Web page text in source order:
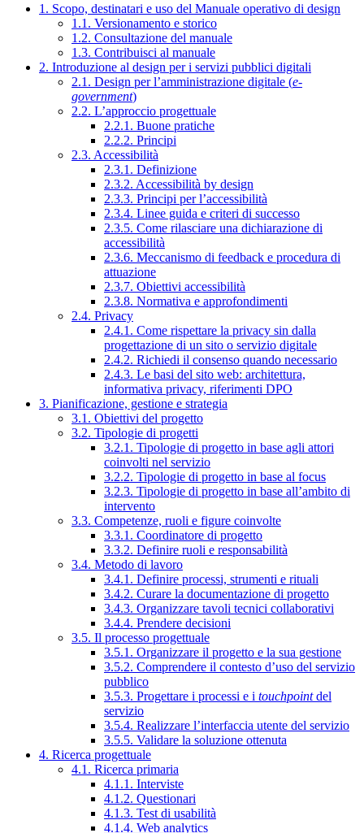
1. Scopo, destinatari e uso del Manuale operativo di design
1.1. Versionamento e storico
1.2. Consultazione del manuale
1.3. Contribuisci al manuale
2. Introduzione al design per i servizi pubblici digitali
2.1. Design per l’amministrazione digitale (e-
government)
2.2. L’approccio progettuale
2.2.1. Buone pratiche
2.2.2. Principi
2.3. Accessibilità
2.3.1. Definizione
2.3.2. Accessibilità by design
2.3.3. Principi per l’accessibilità
2.3.4. Linee guida e criteri di successo
2.3.5. Come rilasciare una dichiarazione di
accessibilità
2.3.6. Meccanismo di feedback e procedura di
attuazione
2.3.7. Obiettivi accessibilità
2.3.8. Normativa e approfondimenti
2.4. Privacy
2.4.1. Come rispettare la privacy sin dalla
progettazione di un sito o servizio digitale
2.4.2. Richiedi il consenso quando necessario
2.4.3. Le basi del sito web: architettura,
informativa privacy, riferimenti DPO
3. Pianificazione, gestione e strategia
3.1. Obiettivi del progetto
3.2. Tipologie di progetti
3.2.1. Tipologie di progetto in base agli attori
coinvolti nel servizio
3.2.2. Tipologie di progetto in base al focus
3.2.3. Tipologie di progetto in base all’ambito di
intervento
3.3. Competenze, ruoli e figure coinvolte
3.3.1. Coordinatore di progetto
3.3.2. Definire ruoli e responsabilità
3.4. Metodo di lavoro
3.4.1. Definire processi, strumenti e rituali
3.4.2. Curare la documentazione di progetto
3.4.3. Organizzare tavoli tecnici collaborativi
3.4.4. Prendere decisioni
3.5. Il processo progettuale
3.5.1. Organizzare il progetto e la sua gestione
3.5.2. Comprendere il contesto d’uso del servizio
pubblico
3.5.3. Progettare i processi e i touchpointdel
servizio
3.5.4. Realizzare l’interfaccia utente del servizio
3.5.5. Validare la soluzione ottenuta
4. Ricerca progettuale
4.1. Ricerca primaria
4.1.1. Interviste
4.1.2. Questionari
4.1.3. Test di usabilità
4.1.4. Web analytics